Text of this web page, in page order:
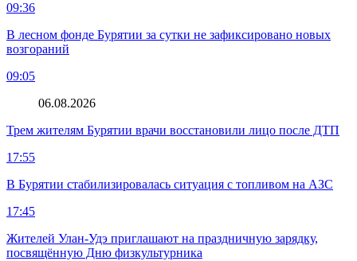
09:36
В лесном фонде Бурятии за сутки не зафиксировано новых
возгораний
09:05
06.08.2026
Трем жителям Бурятии врачи восстановили лицо после ДТП
17:55
В Бурятии стабилизировалась ситуация с топливом на АЗС
17:45
Жителей Улан-Удэ приглашают на праздничную зарядку,
посвящённую Дню физкультурника